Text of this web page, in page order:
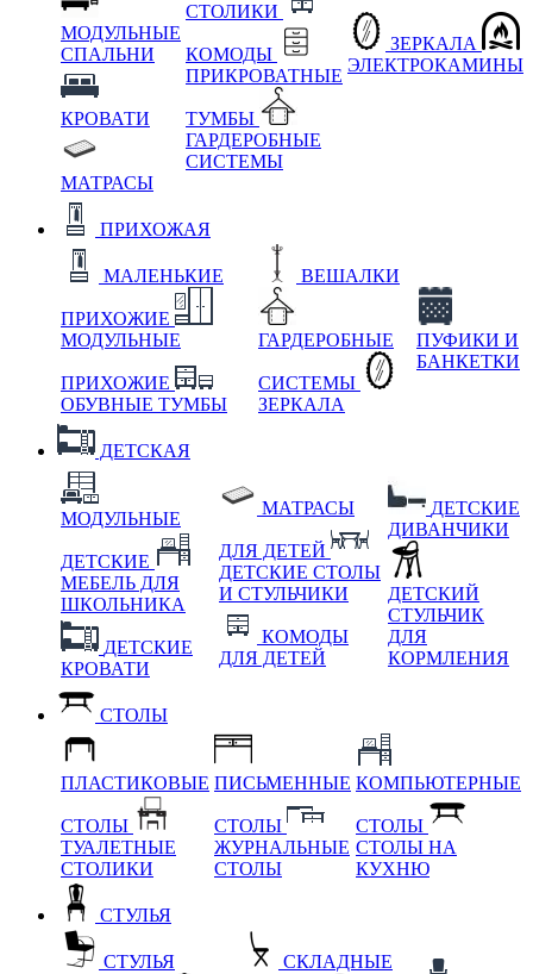
МОДУЛЬНЫЕ
СПАЛЬНИ
КРОВАТИ
МАТРАСЫ
СТОЛИКИ
КОМОДЫ
ПРИКРОВАТНЫЕ
ТУМБЫ
ГАРДЕРОБНЫЕ
СИСТЕМЫ
ЗЕРКАЛА
ЭЛЕКТРОКАМИНЫ
ПРИХОЖАЯ
МАЛЕНЬКИЕ
ПРИХОЖИЕ
МОДУЛЬНЫЕ
ПРИХОЖИЕ
ОБУВНЫЕ ТУМБЫ
ВЕШАЛКИ
ГАРДЕРОБНЫЕ
СИСТЕМЫ
ЗЕРКАЛА
ПУФИКИ И
БАНКЕТКИ
ДЕТСКАЯ
МОДУЛЬНЫЕ
ДЕТСКИЕ
МЕБЕЛЬ ДЛЯ
ШКОЛЬНИКА
ДЕТСКИЕ
КРОВАТИ
МАТРАСЫ
ДЛЯ ДЕТЕЙ
ДЕТСКИЕ СТОЛЫ
И СТУЛЬЧИКИ
КОМОДЫ
ДЛЯ ДЕТЕЙ
ДЕТСКИЕ
ДИВАНЧИКИ
ДЕТСКИЙ
СТУЛЬЧИК
ДЛЯ
КОРМЛЕНИЯ
СТОЛЫ
ПЛАСТИКОВЫЕ
СТОЛЫ
ТУАЛЕТНЫЕ
СТОЛИКИ
ПИСЬМЕННЫЕ
СТОЛЫ
ЖУРНАЛЬНЫЕ
СТОЛЫ
КОМПЬЮТЕРНЫЕ
СТОЛЫ
СТОЛЫ НА
КУХНЮ
СТУЛЬЯ
СТУЛЬЯ СКЛАДНЫЕ